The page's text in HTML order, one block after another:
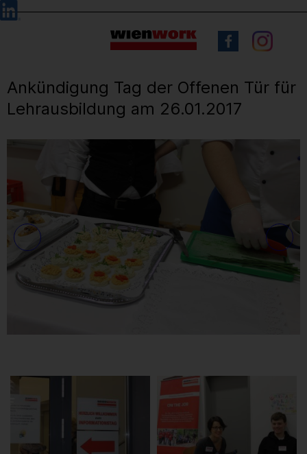
Barrierefreie
Bedienung
Sprachauswahl
Ankündigung Tag der Offenen Tür für
Lehrausbildung am 26.01.2017